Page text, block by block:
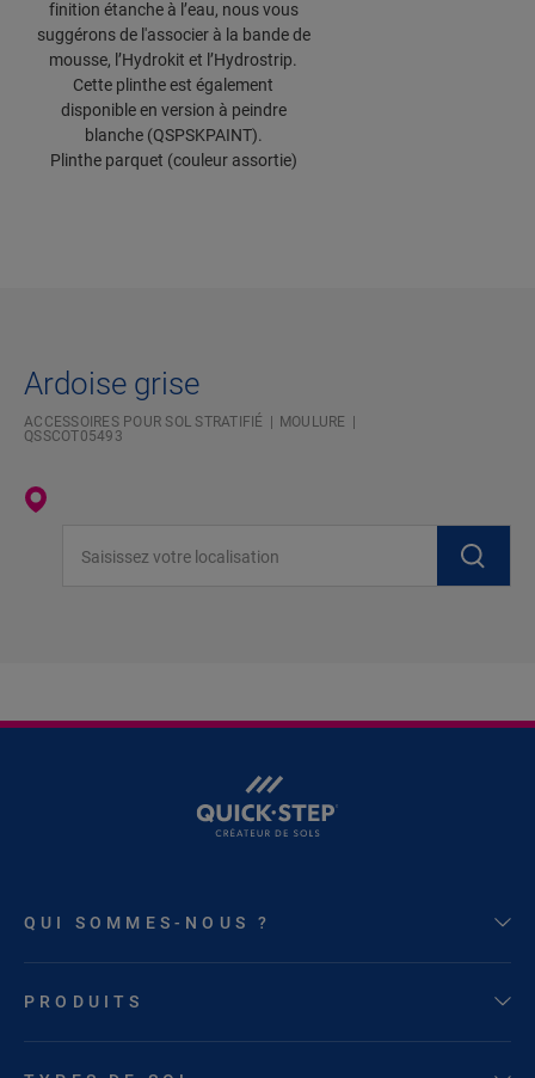
finition étanche à l’eau, nous vous
suggérons de l'associer à la bande de
mousse, l’Hydrokit et l’Hydrostrip.
Cette plinthe est également
disponible en version à peindre
blanche (QSPSKPAINT).
Plinthe parquet (couleur assortie)
Ardoise grise
ACCESSOIRES POUR SOL STRATIFIÉ
MOULURE
QSSCOT05493
QUI SOMMES-NOUS ?
PRODUITS